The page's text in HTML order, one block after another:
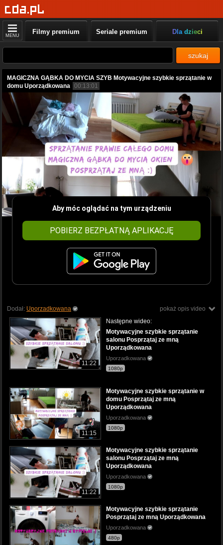
MENU Filmy premium Seriale premium Dla dzieci
szukaj
MAGICZNA GĄBKA DO MYCIA SZYB Motywacyjne szybkie sprzątanie w
domu Uporządkowana 00:13:01
Aby móc oglądać na tym urządzeniu
POBIERZ BEZPŁATNĄ APLIKACJĘ
pokaż opis video
Dodał: Uporzadkowana
11:22
Następne wideo:
Motywacyjne szybkie sprzątanie
salonu Posprzątaj ze mną
Uporządkowana
Uporzadkowana
1080p
11:15
Motywacyjne szybkie sprzątanie w
domu Posprzątaj ze mną
Uporządkowana
Uporzadkowana
1080p
11:22
Motywacyjne szybkie sprzątanie
salonu Posprzątaj ze mną
Uporządkowana
Uporzadkowana
1080p
Motywacyjne szybkie sprzątanie
Posprzątaj ze mną Uporządkowana
Uporzadkowana
480p